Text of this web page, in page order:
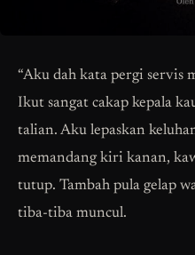
“Aku dah kata pergi servis
Ikut sangat cakap kepala
talian. Aku lepaskan
memandang kiri kanan,
tutup. Tambah pula gelap
tiba-tiba muncul.